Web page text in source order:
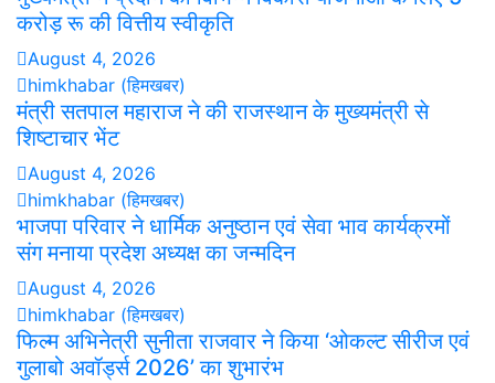
करोड़ रू की वित्तीय स्वीकृति
August 4, 2026
himkhabar (हिमखबर)
मंत्री सतपाल महाराज ने की राजस्थान के मुख्यमंत्री से
शिष्टाचार भेंट
August 4, 2026
himkhabar (हिमखबर)
भाजपा परिवार ने धार्मिक अनुष्ठान एवं सेवा भाव कार्यक्रमों
संग मनाया प्रदेश अध्यक्ष का जन्मदिन
August 4, 2026
himkhabar (हिमखबर)
फिल्म अभिनेत्री सुनीता राजवार ने किया ‘ओकल्ट सीरीज एवं
गुलाबो अवॉर्ड्स 2026’ का शुभारंभ